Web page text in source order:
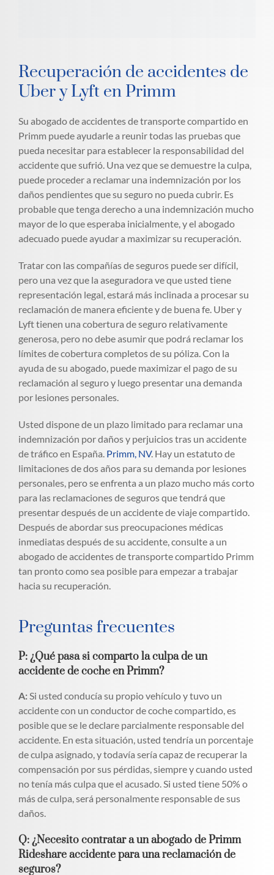
Recuperación de accidentes de
Uber y Lyft en Primm
Su abogado de accidentes de transporte compartido en
Primm puede ayudarle a reunir todas las pruebas que
pueda necesitar para establecer la responsabilidad del
accidente que sufrió. Una vez que se demuestre la culpa,
puede proceder a reclamar una indemnización por los
daños pendientes que su seguro no pueda cubrir. Es
probable que tenga derecho a una indemnización mucho
mayor de lo que esperaba inicialmente, y el abogado
adecuado puede ayudar a maximizar su recuperación.
Tratar con las compañías de seguros puede ser difícil,
pero una vez que la aseguradora ve que usted tiene
representación legal, estará más inclinada a procesar su
reclamación de manera eficiente y de buena fe. Uber y
Lyft tienen una cobertura de seguro relativamente
generosa, pero no debe asumir que podrá reclamar los
límites de cobertura completos de su póliza. Con la
ayuda de su abogado, puede maximizar el pago de su
reclamación al seguro y luego presentar una demanda
por lesiones personales.
Usted dispone de un plazo limitado para reclamar una
indemnización por daños y perjuicios tras un accidente
de tráfico en España. Primm, NV. Hay un estatuto de
limitaciones de dos años para su demanda por lesiones
personales, pero se enfrenta a un plazo mucho más corto
para las reclamaciones de seguros que tendrá que
presentar después de un accidente de viaje compartido.
Después de abordar sus preocupaciones médicas
inmediatas después de su accidente, consulte a un
abogado de accidentes de transporte compartido Primm
tan pronto como sea posible para empezar a trabajar
hacia su recuperación.
Preguntas frecuentes
P: ¿Qué pasa si comparto la culpa de un
accidente de coche en Primm?
A:Si usted conducía su propio vehículo y tuvo un
accidente con un conductor de coche compartido, es
posible que se le declare parcialmente responsable del
accidente. En esta situación, usted tendría un porcentaje
de culpa asignado, y todavía sería capaz de recuperar la
compensación por sus pérdidas, siempre y cuando usted
no tenía más culpa que el acusado. Si usted tiene 50% o
más de culpa, será personalmente responsable de sus
daños.
Q: ¿Necesito contratar a un abogado de Primm
Rideshare accidente para una reclamación de
seguros?